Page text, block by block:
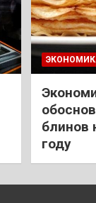
блинов
году